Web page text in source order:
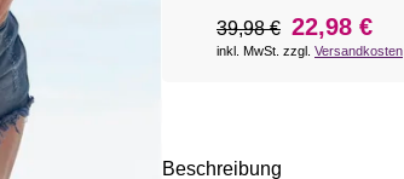
39,98 € 22,98 €
inkl. MwSt. zzgl. Versandkosten
Beschreibung